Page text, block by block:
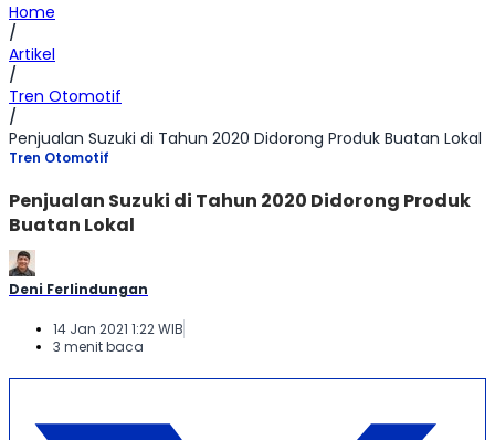
Home
/
Artikel
/
Tren Otomotif
/
Penjualan Suzuki di Tahun 2020 Didorong Produk Buatan Lokal
Tren Otomotif
Penjualan Suzuki di Tahun 2020 Didorong Produk
Buatan Lokal
Deni Ferlindungan
14 Jan 2021 1:22 WIB
3 menit baca